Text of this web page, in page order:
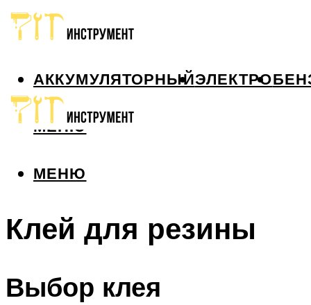
АККУМУЛЯТОРНЫЙЭЛЕКТРО
МЕНЮ
МЕНЮ
Клей для резины
Выбор клея